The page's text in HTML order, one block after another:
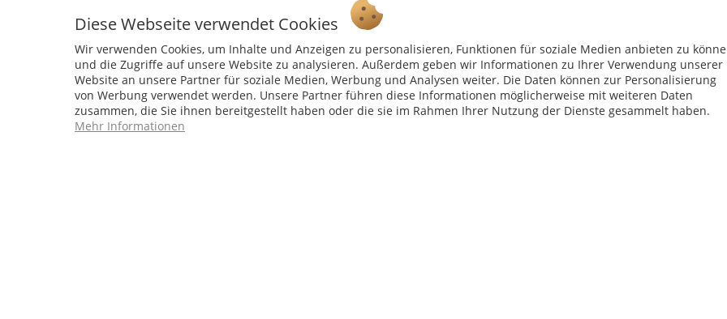
Service Hotline
04241 - 803018-0
Montag – Donnerstag: 9:00 h – 16:00 h
Freitag: 9:00 h - 15:00 h
Shop Service
Vertrag - widerrufen
Widerrufsbelehrung
Datenschutzerklärung
Diese Webseite verwendet Cookies
Wir verwenden Cookies, um Inhalte und Anzeigen zu personalisieren, Funktionen für soziale Medien anbieten zu
und die Zugriffe auf unsere Website zu analysieren. Außerdem geben wir Informationen zu Ihrer Verwendung unserer
Website an unsere Partner für soziale Medien, Werbung und Analysen weiter. Die Daten können zur Personalisierung
von Werbung verwendet werden. Unsere Partner führen diese Informationen möglicherweise mit weiteren Daten
zusammen, die Sie ihnen bereitgestellt haben oder die sie im Rahmen Ihrer Nutzung der Dienste gesammelt haben.
Mehr Informationen